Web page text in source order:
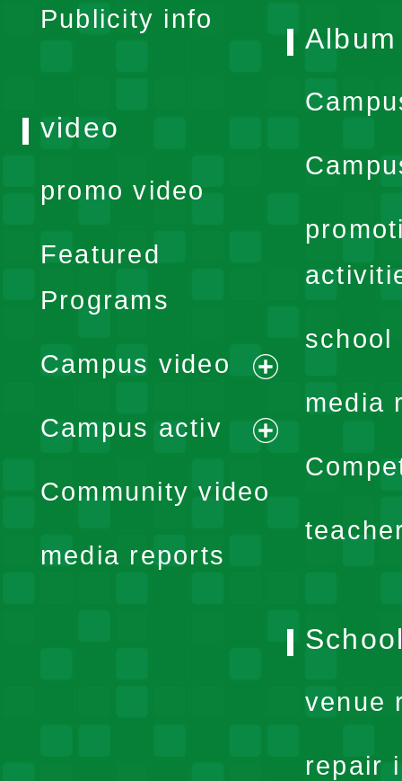
Publicity info
Album
school
media
video
promo video
Featured
Programs
Campus video
expand
menu
Campus activ
expand
Community video
media reports
venue
repair